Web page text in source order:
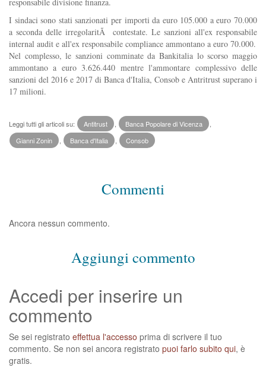
I sindaci sono stati sanzionati per importi da euro 105.000 a euro 70.000
a seconda delle irregolaritÃ contestate. Le sanzioni all'ex responsabile
internal audit e all'ex responsabile compliance ammontano a euro 70.000.
Nel complesso, le sanzioni comminate da Bankitalia lo scorso maggio
ammontano a euro 3.626.440 mentre l'ammontare complessivo delle
sanzioni del 2016 e 2017 di Banca d'Italia, Consob e Antritrust superano i
17 milioni.
Leggi tutti gli articoli su: Antitrust Banca Popolare di Vicenza
Gianni Zonin
Banca d'Italia Consob
Commenti
Ancora nessun commento.
Aggiungi commento
Accedi per inserire un
commento
Se sei registrato effettua l'accesso prima di scrivere il tuo
commento. Se non sei ancora registrato puoi farlo subito qui, è
gratis.